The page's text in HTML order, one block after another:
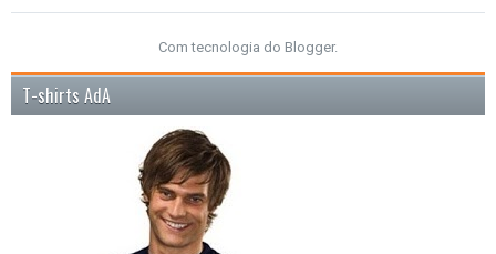
Com tecnologia do Blogger.
T-shirts AdA